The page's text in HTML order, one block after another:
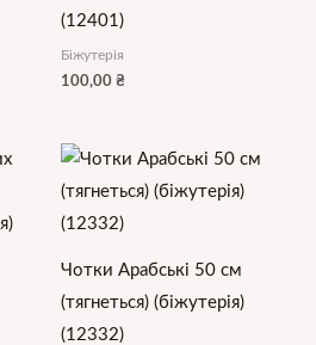
(12401)
Біжутерія
100,00 ₴
Чотки Арабські 50 см
(тягнеться) (біжутерія)
(12332)